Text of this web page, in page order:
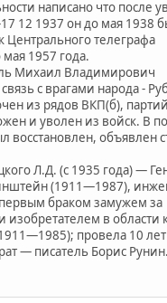
написано что после
12 1937 он до мая 1938
Центрального телеграфа
мая 1957 года.
Михаил Владимирович
с врагами народа -
из рядов ВКП(б),
и уволен из войск. В
восстановлен, объявлен
Л.Д. (с 1935 года) —
(1911—1987),
браком замужем за
изобретателем в области
провела 10
— писатель Борис Рунин.